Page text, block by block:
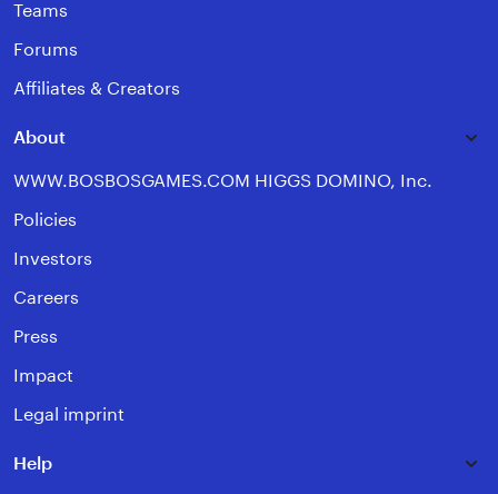
Teams
Forums
Affiliates & Creators
About
WWW.BOSBOSGAMES.COM HIGGS DOMINO, Inc.
Policies
Investors
Careers
Press
Impact
Legal imprint
Help